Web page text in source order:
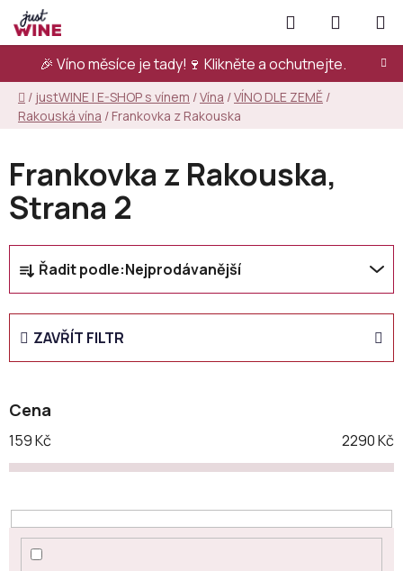
Přejít
na
obsah
🎉 Víno měsíce je tady!🍷 Klikněte a ochutnejte.
Hledat
KOŠÍK
Domů
/ justWINE | E-SHOP s vínem /Vína /VÍNO DLE ZEMĚ /
Rakouská vína / Frankovka z Rakouska
Frankovka z Rakouska,
Strana 2
Ř
a
z
n
r
o
d
k
t
Řadit podle:Nejprodávanější
ZAVŘÍT FILTR
Cena
159Kč 2290Kč